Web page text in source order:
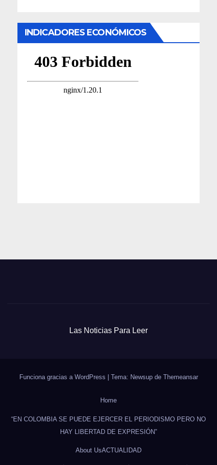
INDICADORES ECONÓMICOS
Las Noticias Para Leer
Funciona gracias a WordPress | Tema: Newsup de Themeansar
Home
“EN COLOMBIA SE PUEDE EJERCER EL PERIODISMO PERO NO
HAY LIBERTAD DE EXPRESIÓN”
About UsACTUALIDAD